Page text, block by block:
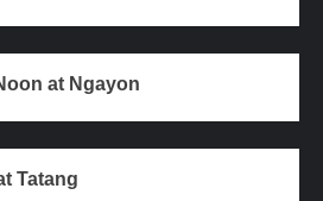
at Ngayon
Tatang